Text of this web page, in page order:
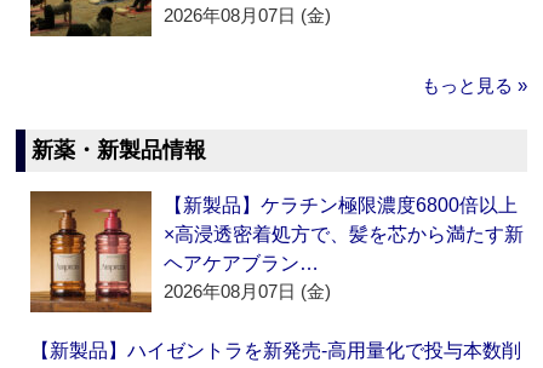
2026年08月07日 (金)
もっと見る »
新薬・新製品情報
【新製品】ケラチン極限濃度6800倍以上
×高浸透密着処方で、髪を芯から満たす新
ヘアケアブラン…
2026年08月07日 (金)
【新製品】ハイゼントラを新発売‐高用量化で投与本数削